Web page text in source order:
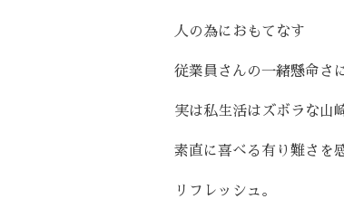
人の為におもてなす
従業員さんの一緒懸命さ
実は私生活はズボラな山
素直に喜べる有り難さを
リフレッシュ。